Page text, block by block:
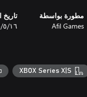
meals for feline
مطورة بواسطة
Afil Games
تاريخ
١٦‏/٥‏/٢٠٢٥
XBOX Series X|S